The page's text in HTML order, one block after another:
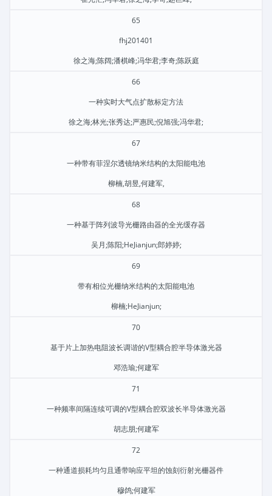
65
fhj201401
徐之海;陈阔;潘棋峰;冯华君;李奇;陈跃庭
66
一种实时大气点扩散标定方法
徐之海;林光;张秀达;严惠民;倪旭强;冯华君;
67
一种带有菲涅尔透镜纳米结构的太阳能电池
柳楠,胡昱,何建军,
68
一种基于阵列波导光栅路由器的全光缓存器
吴月;陈阳;HeJianjun;郎婷婷;
69
带有相位光栅纳米结构的太阳能电池
柳楠;HeJianjun;
70
基于片上加热电阻波长调谐的V型耦合腔半导体激光器
邓浩瑜;何建军
71
一种频率间隔连续可调的V型耦合腔双波长半导体激光器
胡志朋;何建军
72
一种通道损耗均匀且通带响应平坦的蚀刻衍射光栅器件
穆鸽;何建军